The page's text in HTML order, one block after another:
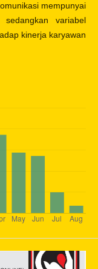
mempunyai
variabel
kinerja karyawan